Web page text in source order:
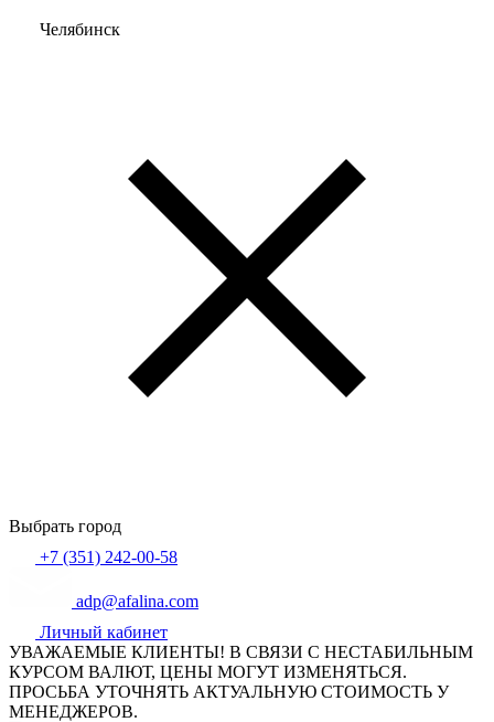
Челябинск
Выбрать город
+7 (351) 242-00-58
adp@afalina.com
Личный кабинет
УВАЖАЕМЫЕ КЛИЕНТЫ! В СВЯЗИ С НЕСТАБИЛЬНЫМ
КУРСОМ ВАЛЮТ, ЦЕНЫ МОГУТ ИЗМЕНЯТЬСЯ.
ПРОСЬБА УТОЧНЯТЬ АКТУАЛЬНУЮ СТОИМОСТЬ У
МЕНЕДЖЕРОВ.